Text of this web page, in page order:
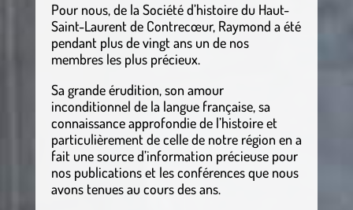
Pour nous, de la Société d’histoire du Haut-
Saint-Laurent de Contrecœur, Raymond a été
pendant plus de vingt ans un de nos
membres les plus précieux.
Sa grande érudition, son amour
inconditionnel de la langue française, sa
connaissance approfondie de l’histoire et
particulièrement de celle de notre région en a
fait une source d’information précieuse pour
nos publications et les conférences que nous
avons tenues au cours des ans.